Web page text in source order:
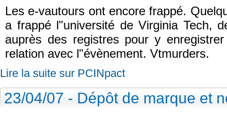
Les e-vautours ont encore frappé.
a frappé l"université de Virginia Tech,
auprès des registres pour y
relation avec l"évènement. Vtmurders.
Lire la suite sur PCINpact
23/04/07 - Dépôt de marque et